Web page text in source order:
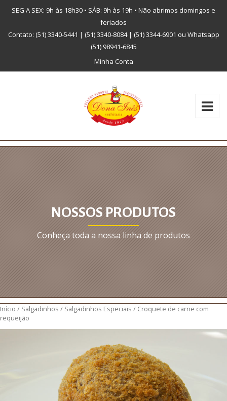
SEG A SEX: 9h às 18h30 • SÁB: 9h às 19h • Não abrimos domingos e
feriados
Contato: (51) 3340-5441 | (51) 3340-8084 | (51) 3344-6901 ou Whatsapp
(51) 98941-6845
Minha Conta
NOSSOS PRODUTOS
Conheça toda a nossa linha de produtos
Início / Salgadinhos / Salgadinhos Especiais / Croquete de carne com
requeijão